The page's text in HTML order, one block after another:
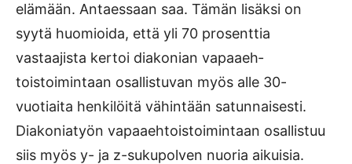
elämään. Antaessaan saa. Tämän lisäksi on
syytä huomioida, että yli 70 prosenttia
vastaajista kertoi diakonian vapaaeh­
toistoimintaan osallistuvan myös alle 30-
vuotiaita henkilöitä vähintään satunnaisesti.
Diakoniatyön vapaaehtoistoimintaan osallistuu
siis myös y- ja z-sukupolven nuoria aikuisia.